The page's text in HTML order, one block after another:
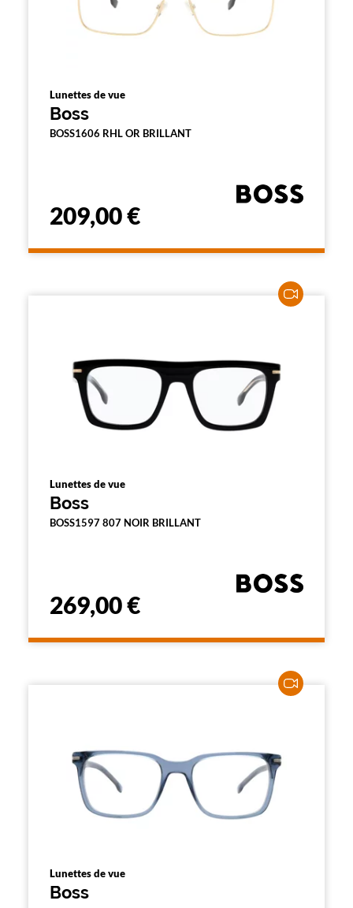
Lunettes de vue
Boss
BOSS1606 RHL OR BRILLANT
209,00 €
Lunettes de vue
Boss
BOSS1597 807 NOIR BRILLANT
269,00 €
Lunettes de vue
Boss